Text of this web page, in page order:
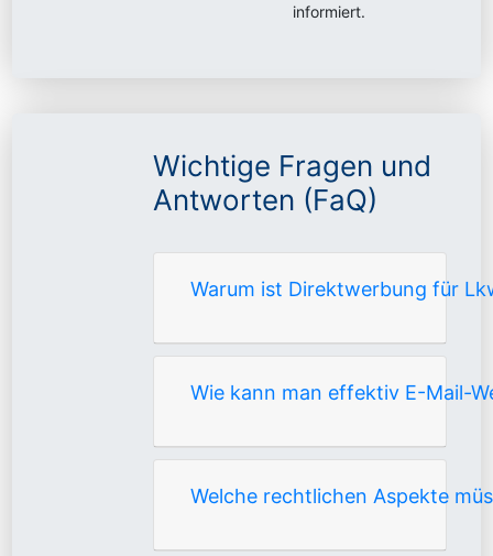
informiert.
Wichtige Fragen und
Antworten (FaQ)
Warum ist Direktwerbung für
Wie kann man effektiv E-Mail-
Welche rechtlichen Aspekte